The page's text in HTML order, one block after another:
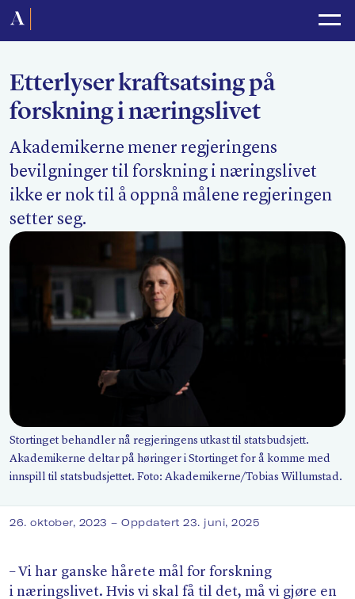
Forside
Lønnsoppgjør
Medlemsforeninger
Kurs og konferanser
For media
Akademikerne Pluss
Nyheter
Om Akademikerne
Etterlyser kraftsatsing på
forskning i næringslivet
Akademikerne mener regjeringens
bevilgninger til forskning i næringslivet
ikke er nok til å oppnå målene regjeringen
setter seg.
Stortinget behandler nå regjeringens utkast til statsbudsjett.
Akademikerne deltar på høringer i Stortinget for å komme med
innspill til statsbudsjettet. Foto: Akademikerne/​Tobias Willumstad.
26. oktober, 2023– Oppdatert 23. juni, 2025
– Vi har ganske hårete mål for forskning
i næringslivet. Hvis vi skal få til det, må vi gjøre en